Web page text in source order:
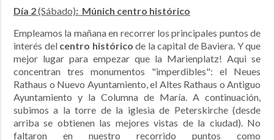
Día 2(Sábado): Múnich centro histórico
Empleamos la mañana en recorrer los principales puntos de
interés del centro histórico de la capital de Baviera. Y que
mejor lugar para empezar que la Marienplatz! Aqui se
concentran tres monumentos "imperdibles": el Neues
Rathaus o Nuevo Ayuntamiento, el Altes Rathaus o Antiguo
Ayuntamiento y la Columna de María. A continuación,
subimos a la torre de la iglesia de Peterskirche (desde
arriba se obtienen las mejores vistas de la ciudad). No
faltaron en nuestro recorrido puntos como